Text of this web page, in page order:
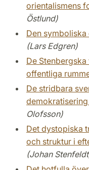
orientalismens
Östlund)
Den
(Lars Edgren)
De
offentliga
De stridbara
demokratisering
Olofsson)
Det dystopiska
och struktur i
(Johan